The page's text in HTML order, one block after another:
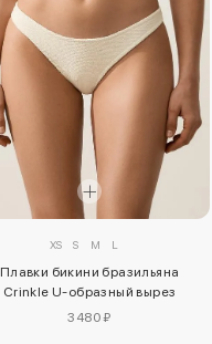
XS S M L
Плавки бикини бразильяна
Crinkle U-образный вырез
3480 ₽